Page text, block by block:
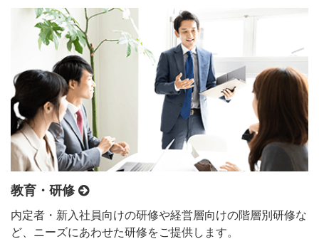
教育・研修
内定者・新入社員向けの研修や経営層向けの階層別研修な
ど、ニーズにあわせた研修をご提供します。